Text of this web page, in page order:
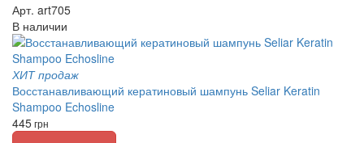
Арт. art705
В наличии
ХИТ продаж
Восстанавливающий кератиновый шампунь Seliar Keratin
Shampoo Echosline
445грн